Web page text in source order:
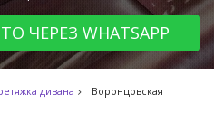
ЧЕРЕЗ WHATSAPP
дивана Воронцовская